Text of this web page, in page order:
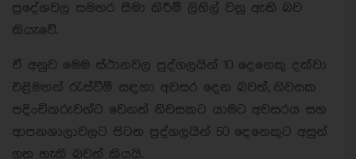
ප්‍රදේශවල සමහර සීමා කිරීම් ලිහිල් වනු ඇති බව
කියැවේ.
ඒ අනුව මෙම ස්ථානවල පුද්ගලයින් 10 දෙනෙකු දක්වා
එළිමහන් රැස්වීම් සඳහා අවසර දෙන බවත්, නිවසක
පදිංචිකරුවන්ට වෙනත් නිවසකට යාමට අවසරය සහ
ආපනශාලාවලට පිටත පුද්ගලයින් 50 දෙනෙකුට අසුන්
ගත හැකි බවත් කියයි.